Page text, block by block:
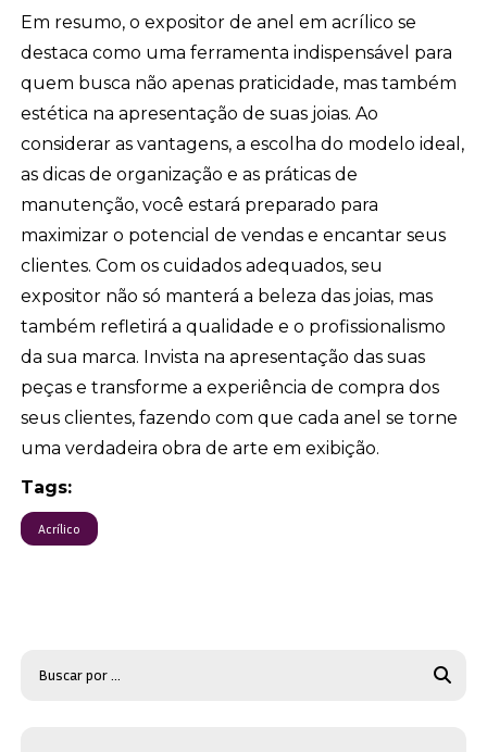
Em resumo, o expositor de anel em acrílico se
destaca como uma ferramenta indispensável para
quem busca não apenas praticidade, mas também
estética na apresentação de suas joias. Ao
considerar as vantagens, a escolha do modelo ideal,
as dicas de organização e as práticas de
manutenção, você estará preparado para
maximizar o potencial de vendas e encantar seus
clientes. Com os cuidados adequados, seu
expositor não só manterá a beleza das joias, mas
também refletirá a qualidade e o profissionalismo
da sua marca. Invista na apresentação das suas
peças e transforme a experiência de compra dos
seus clientes, fazendo com que cada anel se torne
uma verdadeira obra de arte em exibição.
Tags:
Acrílico